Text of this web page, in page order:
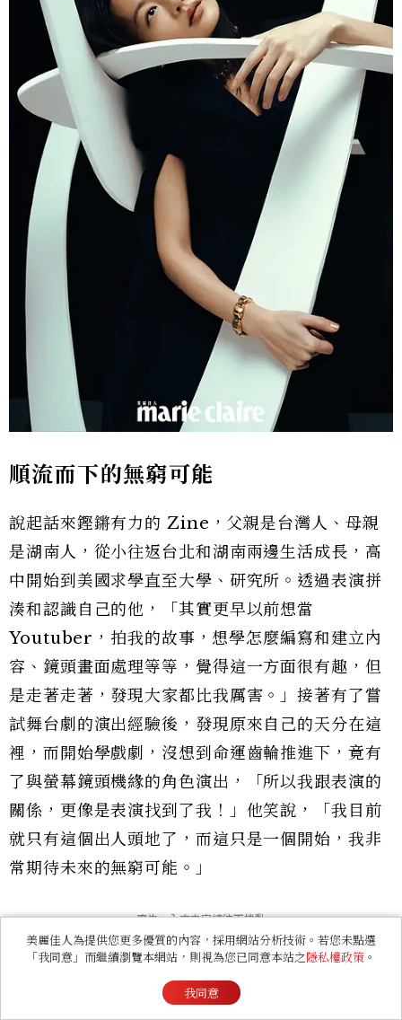
順流而下的無窮可能
說起話來鏗鏘有力的 Zine，父親是台灣人、母親
是湖南人，從小往返台北和湖南兩邊生活成長，高
中開始到美國求學直至大學、研究所。透過表演拼
湊和認識自己的他，「其實更早以前想當
Youtuber，拍我的故事，想學怎麼編寫和建立內
容、鏡頭畫面處理等等，覺得這一方面很有趣，但
是走著走著，發現大家都比我厲害。」接著有了嘗
試舞台劇的演出經驗後，發現原來自己的天分在這
裡，而開始學戲劇，沒想到命運齒輪推進下，竟有
了與螢幕鏡頭機緣的角色演出，「所以我跟表演的
關係，更像是表演找到了我！」他笑說，「我目前
就只有這個出人頭地了，而這只是一個開始，我非
常期待未來的無窮可能。」
美麗佳人為提供您更多優質的內容，採用網站分析技術。若您未點選
「我同意」而繼續瀏覽本網站，則視為您已同意本站之隱私權政策 。
我同意